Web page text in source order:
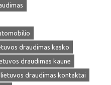
draudimas kasko
draudimas kaune
lietuvos draudimas kontaktai